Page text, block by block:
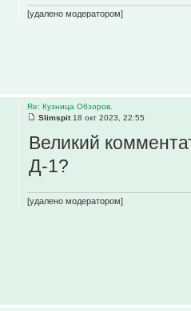
[удалено модератором]
Re: Кузница Обзоров.
Slimspit18 окт 2023, 22:55
Великий
Д-1?
[удалено модератором]